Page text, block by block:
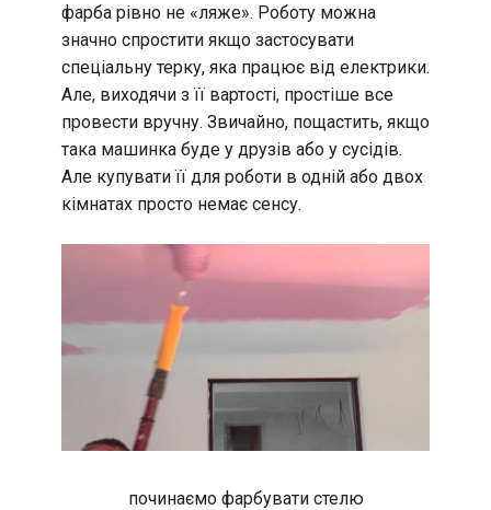
фарба рівно не «ляже». Роботу можна
значно спростити якщо застосувати
спеціальну терку, яка працює від електрики.
Але, виходячи з її вартості, простіше все
провести вручну. Звичайно, пощастить, якщо
така машинка буде у друзів або у сусідів.
Але купувати її для роботи в одній або двох
кімнатах просто немає сенсу.
починаємо фарбувати стелю